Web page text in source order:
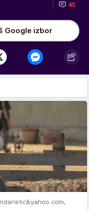
45
Google izbor